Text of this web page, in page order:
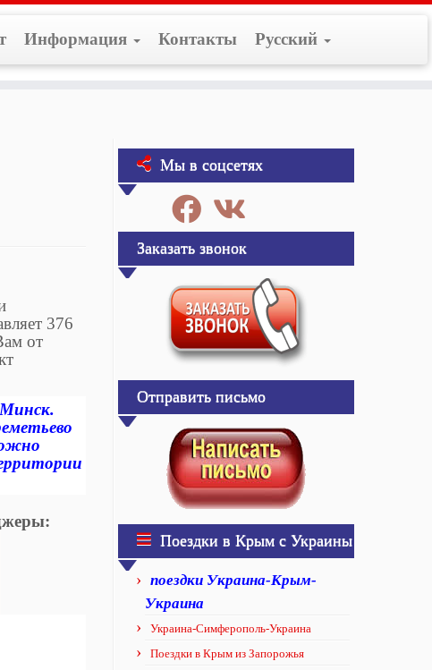
Информация Контакты Русский
376
от
Мы в соцсетях
Заказать звонок
Отправить письмо
Поездки в Крым с Украины
поездки Украина-Крым-
Украина
Украина-Симферополь-Украина
Поездки в Крым из Запорожья